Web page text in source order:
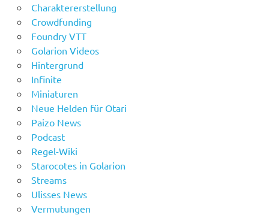
Charaktererstellung
Crowdfunding
Foundry VTT
Golarion Videos
Hintergrund
Infinite
Miniaturen
Neue Helden für Otari
Paizo News
Podcast
Regel-Wiki
Starocotes in Golarion
Streams
Ulisses News
Vermutungen